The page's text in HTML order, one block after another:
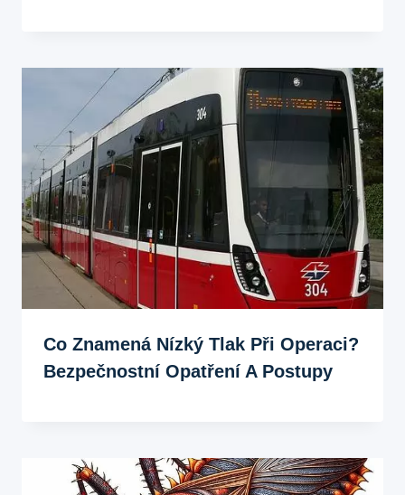
Co Znamená Nízký Tlak Při Operaci?
Bezpečnostní Opatření A Postupy